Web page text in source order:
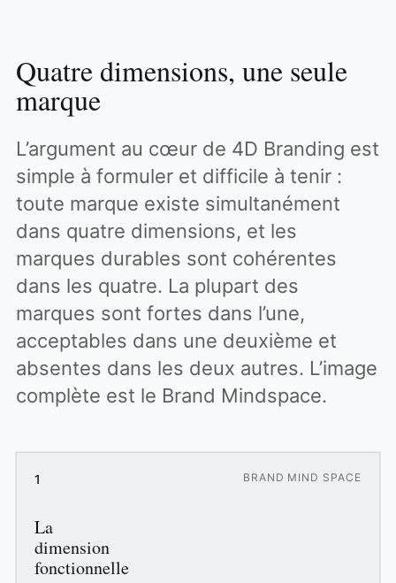
Quatre dimensions, une seule
marque
L’argument au cœur de 4D Branding est
simple à formuler et difficile à tenir :
toute marque existe simultanément
dans quatre dimensions, et les
marques durables sont cohérentes
dans les quatre. La plupart des
marques sont fortes dans l’une,
acceptables dans une deuxième et
absentes dans les deux autres. L’image
complète est le Brand Mindspace.
1 BRAND MIND SPACE
La
dimension
fonctionnelle